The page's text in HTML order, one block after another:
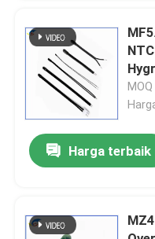
Kontrol Kualitas
Hubungi Kami
Berita
Termistor PTC
Harga terbaik